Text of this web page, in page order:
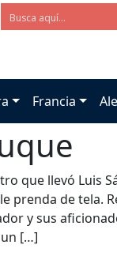
Francia
que llevó Luis
prenda de tela.
y sus
[…]